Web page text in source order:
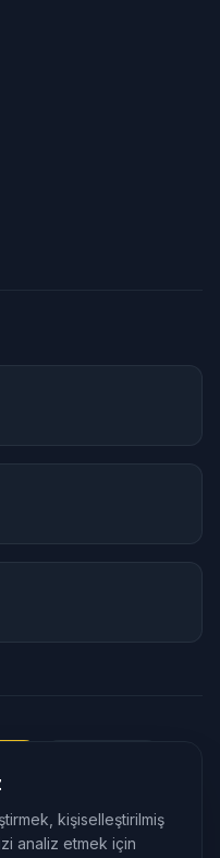
kişiselleştirilmiş
analiz etmek için